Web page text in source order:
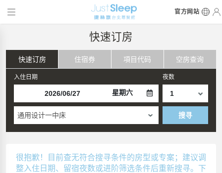
官方网站
快速订房
快速订房 住宿券 項目代码 空房查询
入住日期
星期六
夜数
通用设计一中床 搜寻
很抱歉！目前查无符合搜寻条件的房型或专案；建议调
整入住日期、留宿夜数或进阶筛选条件后重新搜寻。下